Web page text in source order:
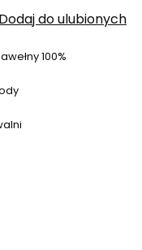
Dodaj do ulubionych
100%